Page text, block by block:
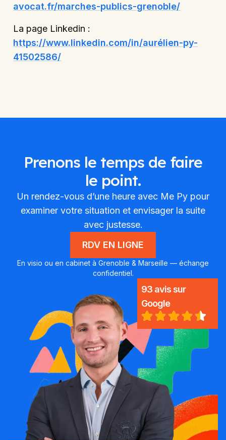
avocat.fr/marches-publics-grenoble/
La page Linkedin :
https://www.linkedin.com/in/aurélien-py-
41502586/
Prenons le temps de faire
le point.
Un rendez-vous d’une heure avec Me Py pour
examiner votre situation et envisager la suite
avec justesse.
RDV EN LIGNE
En visio ou en cabinet à Grenoble & Marseille — échange
confidentiel.
93 avis sur
Google